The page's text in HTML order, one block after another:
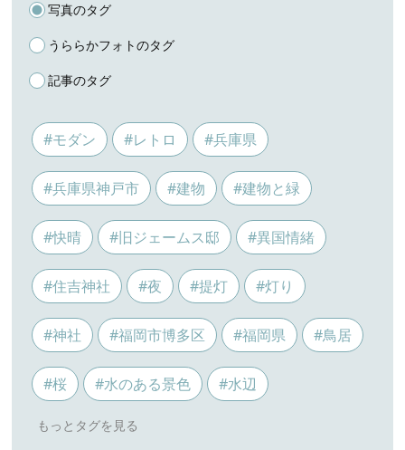
写真のタグ
うららかフォトのタグ
記事のタグ
#モダン #レトロ #兵庫県
#兵庫県神戸市 #建物 #建物と緑
#快晴 #旧ジェームス邸 #異国情緒
#住吉神社 #夜 #提灯 #灯り
#神社 #福岡市博多区 #福岡県 #鳥居
#桜 #水のある景色 #水辺